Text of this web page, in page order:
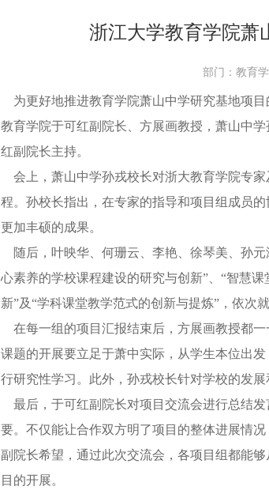
浙江大学教育学院萧
部门：教育
为更好地推进教育学院萧山中学研究基地项目
教育学院于可红副院长、方展画教授，萧山中
红副院长主持。
会上，萧山中学孙戎校长对浙大教育学院专
程。孙校长指出，在专家的指导和项目组成员
更加丰硕的成果。
随后，叶映华、何珊云、李艳、徐琴美、孙元
心素养的学校课程建设的研究与创新”、“智慧
新”及“学科课堂教学范式的创新与提炼”，依次
在每一组的项目汇报结束后，方展画教授都一
课题的开展要立足于萧中实际，从学生本位出
行研究性学习。此外，孙戎校长针对学校的发
最后，于可红副院长对项目交流会进行总结
要。不仅能让合作双方明了项目的整体进展情
副院长希望，通过此次交流会，各项目组都能
目的开展。